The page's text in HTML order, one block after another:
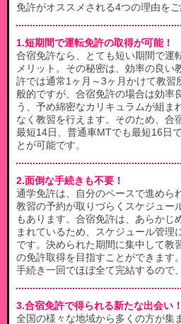
免許がオススメされる4つの理由をご
1.短期間で運転免許の取得が可能！
合宿免許なら、とても短い期間で運
メリット。その秘密は、効率の良い
許では通常1ヶ月～3ヶ月かけて教習
般的ですが、合宿免許の場合は効率
う、予め綿密なカリキュラムが組ま
なく教習を行えます。そのため、合
最短14日、普通車MTでも最短16日
とが可能です。
2.面倒な手続きも不要！
通学免許は、自分のペースで進めら
教習の予約が取りづらくスケジュー
もあります。合宿免許は、あらかじ
まれているため、スケジュール管理
です。決められた期間に集中して教
の免許取得を目指すことができます
手続き一回でほぼ全て完結するので
3.合宿免許で得られる新たな出会い！
全国の様々な地域から多くの方が集